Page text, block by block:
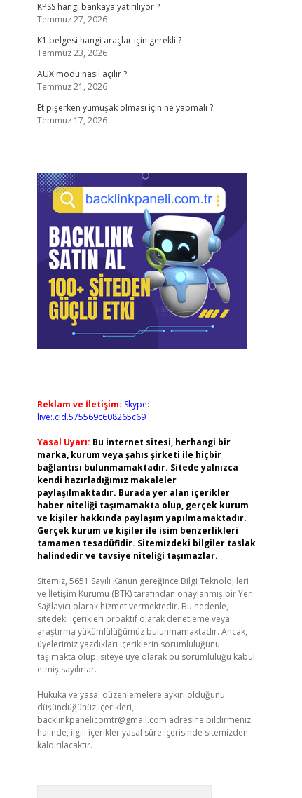
KPSS hangi bankaya yatırılıyor ?
Temmuz 27, 2026
K1 belgesi hangi araçlar için gerekli ?
Temmuz 23, 2026
AUX modu nasıl açılır ?
Temmuz 21, 2026
Et pişerken yumuşak olması için ne yapmalı ?
Temmuz 17, 2026
Reklam ve İletişim: Skype:
live:.cid.575569c608265c69
Yasal Uyarı: Bu internet sitesi, herhangi bir
marka, kurum veya şahıs şirketi ile hiçbir
bağlantısı bulunmamaktadır. Sitede yalnızca
kendi hazırladığımız makaleler
paylaşılmaktadır. Burada yer alan içerikler
haber niteliği taşımamakta olup, gerçek kurum
ve kişiler hakkında paylaşım yapılmamaktadır.
Gerçek kurum ve kişiler ile isim benzerlikleri
tamamen tesadüfidir. Sitemizdeki bilgiler taslak
halindedir ve tavsiye niteliği taşımazlar.
Sitemiz, 5651 Sayılı Kanun gereğince Bilgi Teknolojileri
ve İletişim Kurumu (BTK) tarafından onaylanmış bir Yer
Sağlayıcı olarak hizmet vermektedir. Bu nedenle,
sitedeki içerikleri proaktif olarak denetleme veya
araştırma yükümlülüğümüz bulunmamaktadır. Ancak,
üyelerimiz yazdıkları içeriklerin sorumluluğunu
taşımakta olup, siteye üye olarak bu sorumluluğu kabul
etmiş sayılırlar.
Hukuka ve yasal düzenlemelere aykırı olduğunu
düşündüğünüz içerikleri,
backlinkpanelicomtr@gmail.com adresine bildirmeniz
halinde, ilgili içerikler yasal süre içerisinde sitemizden
kaldırılacaktır.